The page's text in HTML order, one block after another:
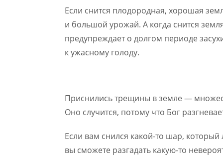
Если снится плодородная, хорошая
и большой урожай. А когда снится
предупреждает о долгом периоде
к ужасному голоду.
Приснились трещины в земле —
Оно случится, потому что Бог
Если вам снился какой-то шар,
вы сможете разгадать какую-то